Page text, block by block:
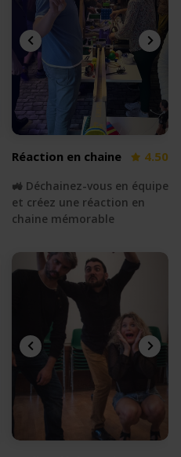
Réaction en chaine 4.50
🚜 Déchainez-vous en équipe
et créez une réaction en
chaine mémorable